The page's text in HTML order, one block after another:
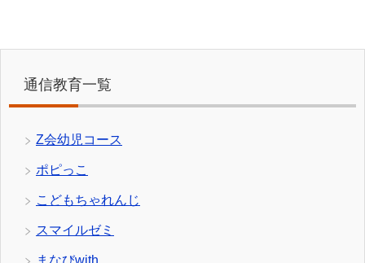
通信教育一覧
Z会幼児コース
ポピっこ
こどもちゃれんじ
スマイルゼミ